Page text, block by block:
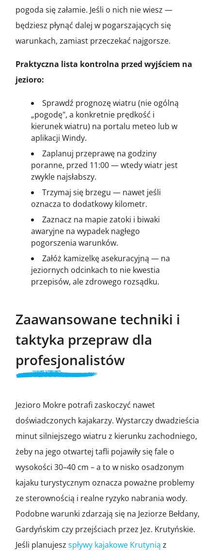
pogoda się załamie. Jeśli o nich nie wiesz —
będziesz płynąć dalej w pogarszających się
warunkach, zamiast przeczekać najgorsze.
Praktyczna lista kontrolna przed wyjściem na
jezioro:
Sprawdź prognozę wiatru (nie ogólną
„pogodę", a konkretnie prędkość i
kierunek wiatru) na portalu meteo lub w
aplikacji Windy.
Zaplanuj przeprawę na godziny
poranne, przed 11:00 — wtedy wiatr jest
zwykle najsłabszy.
Trzymaj się brzegu — nawet jeśli
oznacza to dodatkowy kilometr.
Zaznacz na mapie zatoki i biwaki
awaryjne na wypadek nagłego
pogorszenia warunków.
Załóż kamizelkę asekuracyjną — na
jeziornych odcinkach to nie kwestia
przepisów, ale zdrowego rozsądku.
Zaawansowane techniki i
taktyka przepraw dla
profesjonalistów
Jezioro Mokre potrafi zaskoczyć nawet
doświadczonych kajakarzy. Wystarczy dwadzieścia
minut silniejszego wiatru z kierunku zachodniego,
żeby na jego otwartej tafli pojawiły się fale o
wysokości 30–40 cm – a to w nisko osadzonym
kajaku turystycznym oznacza poważne problemy
ze sterownością i realne ryzyko nabrania wody.
Podobne warunki zdarzają się na Jeziorze Bełdany,
Gardyńskim czy przejściach przez Jez. Krutyńskie.
Jeśli planujesz spływy kajakowe Krutynią z